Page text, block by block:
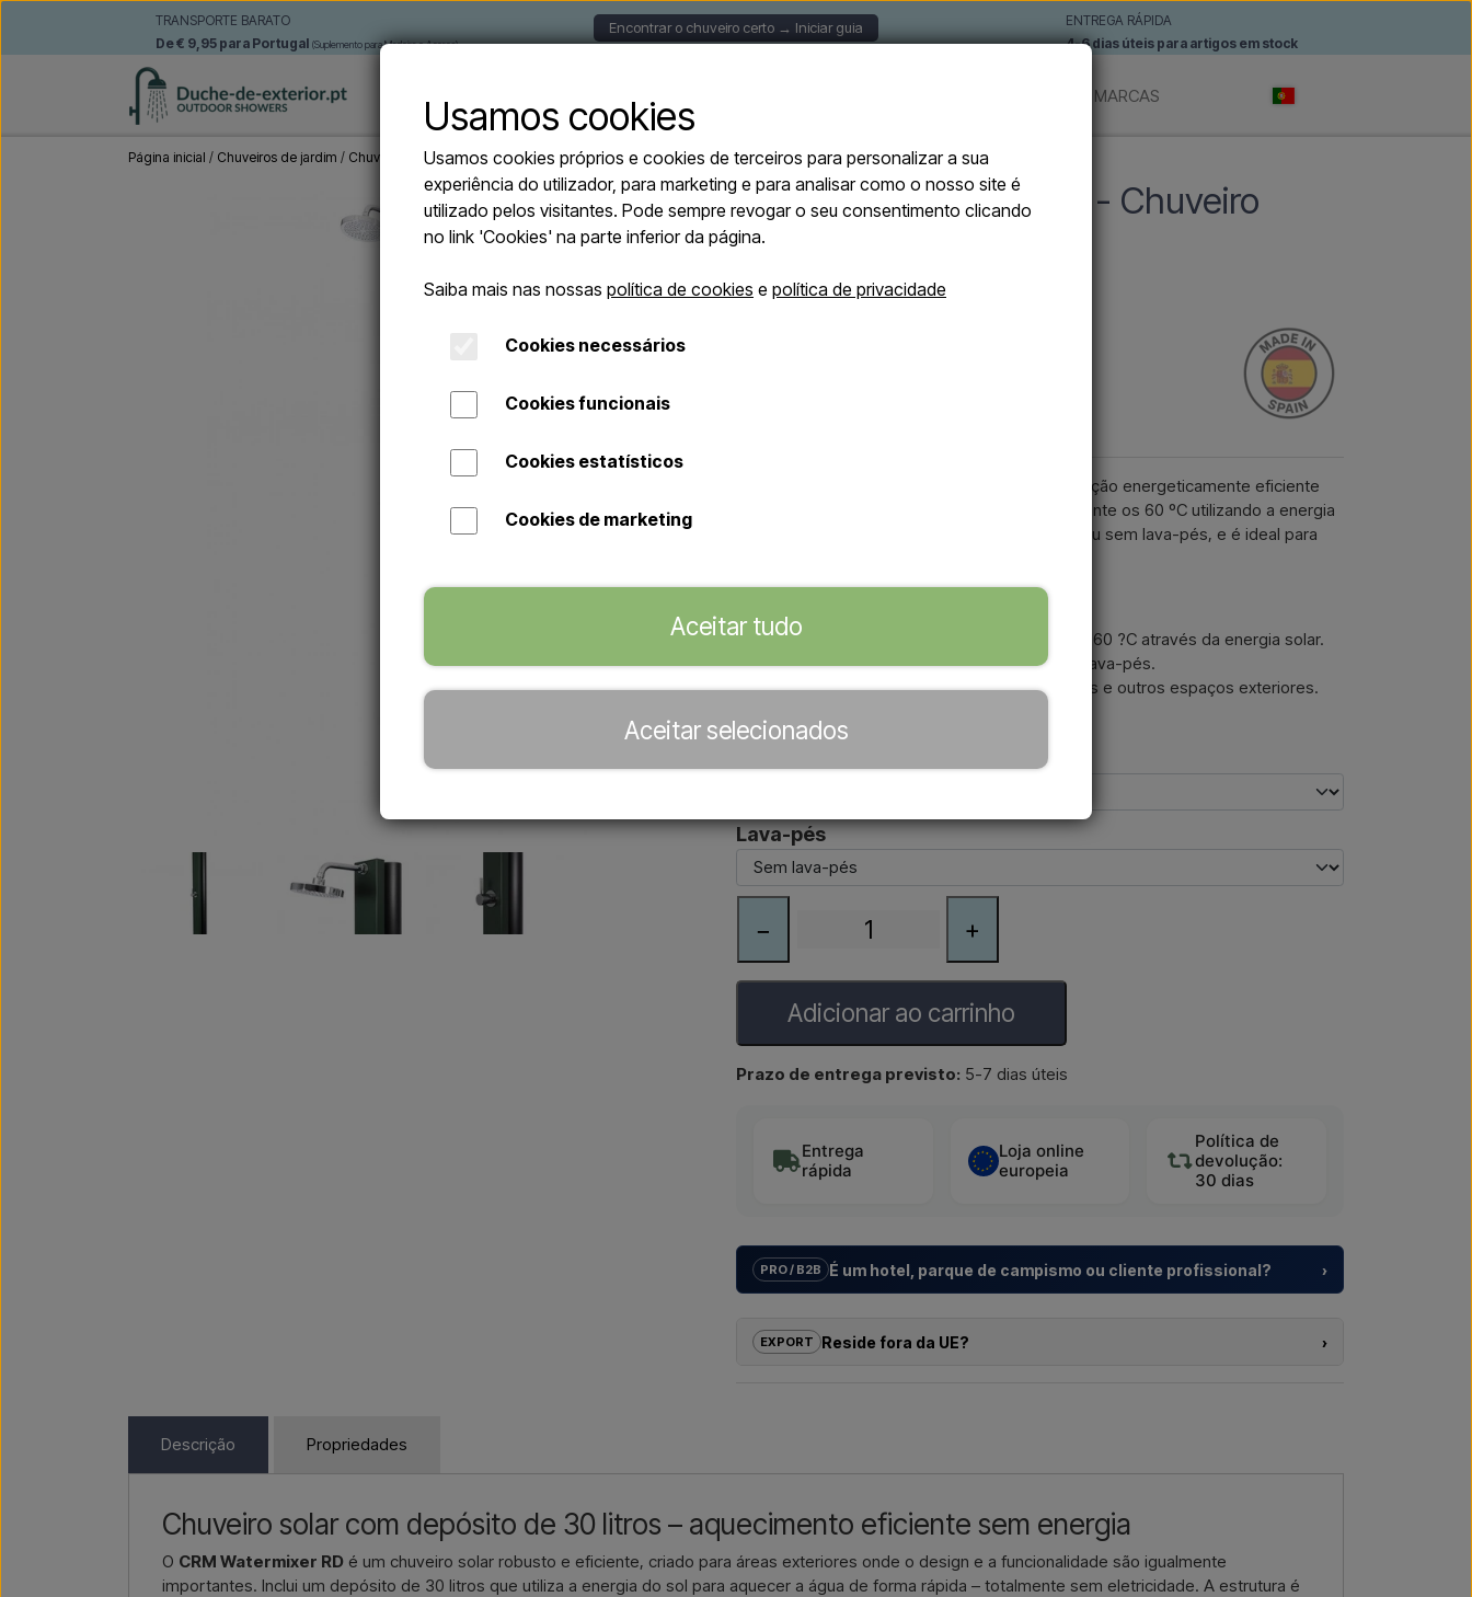
TRANSPORTE BARATO
De € 9,95 para Portugal (Suplemento para Madeira e Açores)
Encontrar o chuveiro certo → Iniciar guia
ENTREGA RÁPIDA
4-6 dias úteis para artigos em stock
MARCAS
Página inicial Chuveiros de jardim Chuveiros solares CRM WATERMIXER RD - Chuveiro solar 30 litros
CRM WATERMIXER RD - Chuveiro
solar 30 litros
Verde, Sem lava-pés
O duche solar CRM WATERMIXER RD é uma solução energeticamente eficiente
para aquecer a água, que pode atingir rapidamente os 60 ºC utilizando a energia
do sol. Está disponível em várias cores e com ou sem lava-pés, e é ideal para
capacidade de 30 litros e aquecimento até 60 ?C através da energia solar.
Disponível em várias cores e com ou sem lava-pés.
Ideal para zonas de piscina, jardins, terraços e outros espaços exteriores.
Lava-pés
− +
Adicionar ao carrinho
Prazo de entrega previsto: 5-7 dias úteis
Entrega
rápida
Loja online
europeia
Política de
devolução:
30 dias
PRO / B2B É um hotel, parque de campismo ou cliente profissional?
›
imobiliários com
do modelo até à instalação correta.
EXPORT Reside fora da UE?
›
Contactar por email → Ligar-nos →
Descrição Propriedades
Chuveiro solar com depósito de 30 litros – aquecimento eficiente sem energia
O CRM Watermixer RD é um chuveiro solar robusto e eficiente, criado para áreas exteriores onde o design e a funcionalidade são igualmente
importantes. Inclui um depósito de 30 litros que utiliza a energia do sol para aquecer a água de forma rápida – totalmente sem eletricidade. A estrutura é
Usamos cookies
Usamos cookies próprios e cookies de terceiros para personalizar a sua
experiência do utilizador, para marketing e para analisar como o nosso site é
utilizado pelos visitantes. Pode sempre revogar o seu consentimento clicando
no link 'Cookies' na parte inferior da página.
Saiba mais nas nossas política de cookies e política de privacidade
Cookies necessários
Cookies funcionais
Cookies estatísticos
Cookies de marketing
Aceitar tudo
Aceitar selecionados